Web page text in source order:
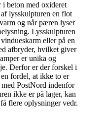
beton med oxideret
lysskulpturen en flot
og når pæren lyser
Lysskulpturen
eller på en
afbryder, hvilket giver
er unika og
Derfor er der forskel i
fordel, at ikke to er
PostNord indenfor
ikke er på lager, kan
flere oplysninger vedr.